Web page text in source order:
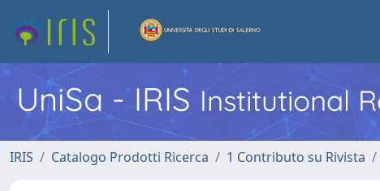
UniSa - IRIS Institutional
IRIS Catalogo Prodotti Ricerca 1 Contributo su Rivista